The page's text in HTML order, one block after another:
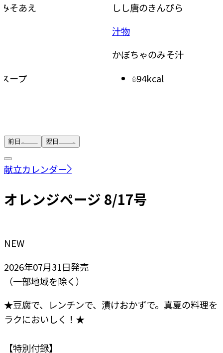
しし唐のきんぴら
前日 翌日
献立カレンダー
オレンジページ 8/17号
NEW
2026年07月31日発売
（一部地域を除く）
★豆腐で、レンチンで、漬けおかずで。真夏の料理を
ラクにおいしく！★
【特別付録】